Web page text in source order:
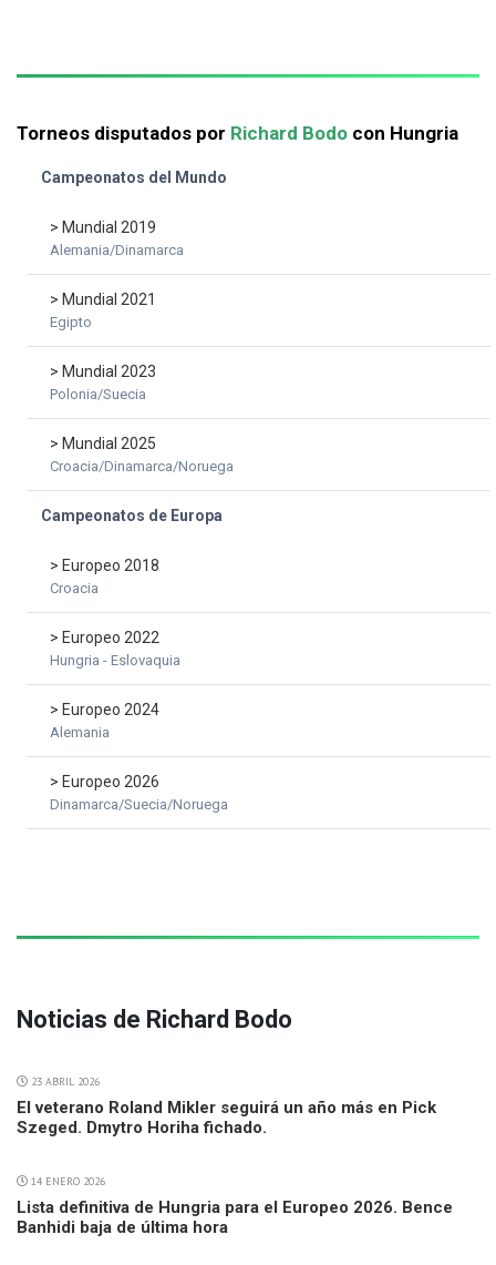
Torneos disputados por Richard Bodo con Hungria
Campeonatos del Mundo
> Mundial 2019
Alemania/Dinamarca
> Mundial 2021
Egipto
> Mundial 2023
Polonia/Suecia
> Mundial 2025
Croacia/Dinamarca/Noruega
Campeonatos de Europa
> Europeo 2018
Croacia
> Europeo 2022
Hungria - Eslovaquia
> Europeo 2024
Alemania
> Europeo 2026
Dinamarca/Suecia/Noruega
Noticias de Richard Bodo
23 ABRIL 2026
El veterano Roland Mikler seguirá un año más en Pick
Szeged. Dmytro Horiha fichado.
14 ENERO 2026
Lista definitiva de Hungria para el Europeo 2026. Bence
Banhidi baja de última hora